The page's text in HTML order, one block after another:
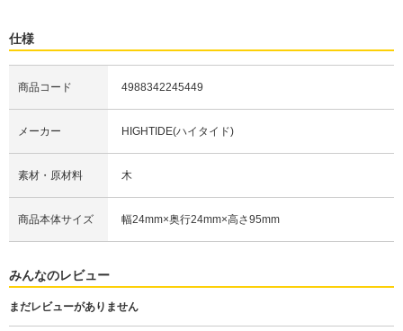
仕様
商品コード 4988342245449
メーカー HIGHTIDE(ハイタイド)
素材・原材料 木
商品本体サイズ 幅24mm×奥行24mm×高さ95mm
みんなのレビュー
まだレビューがありません